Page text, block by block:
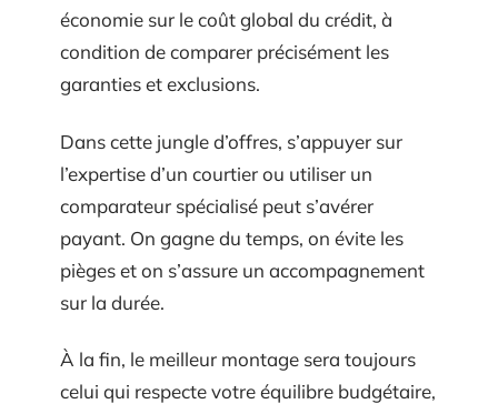
économie sur le coût global du crédit, à
condition de comparer précisément les
garanties et exclusions.
Dans cette jungle d’offres, s’appuyer sur
l’expertise d’un courtier ou utiliser un
comparateur spécialisé peut s’avérer
payant. On gagne du temps, on évite les
pièges et on s’assure un accompagnement
sur la durée.
À la fin, le meilleur montage sera toujours
celui qui respecte votre équilibre budgétaire,